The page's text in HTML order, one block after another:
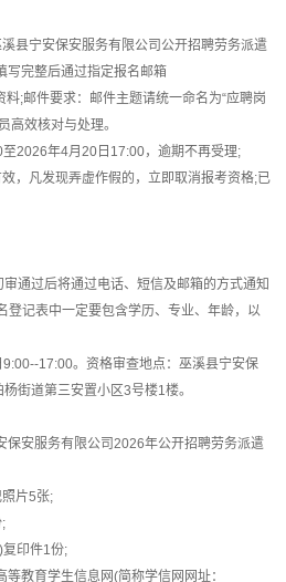
县宁安保安服务有限公司公开招聘劳务派遣
写完整后通过指定报名邮箱
;邮件要求：邮件主题请统一命名为“应聘岗
高效核对与处理。
2026年4月20日17:00，逾期不再受理;
，凡发现弄虚作假的，立即取消报考资格;已
通过后将通过电话、短信及邮箱的方式通知
登记表中一定要包含学历、专业、年龄，以
17:00。资格审查地点：巫溪县宁安保
街道第三安置小区3号楼1楼。
保安服务有限公司2026年公开招聘劳务派遣
片5张;
印件1份;
教育学生信息网(简称学信网网址：